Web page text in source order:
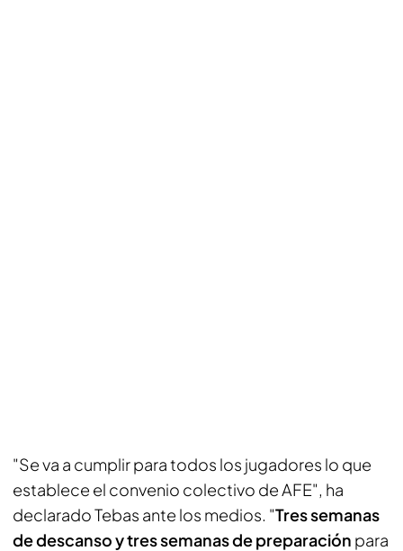
"Se va a cumplir para todos los jugadores lo que
establece el convenio colectivo de AFE", ha
declarado Tebas ante los medios. "Tres semanas
de descanso y tres semanas de preparación para